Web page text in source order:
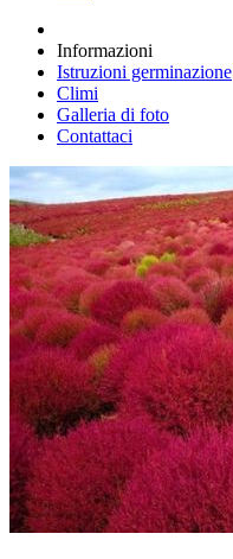
Informazioni
Istruzioni germinazione
Climi
Galleria di foto
Contattaci